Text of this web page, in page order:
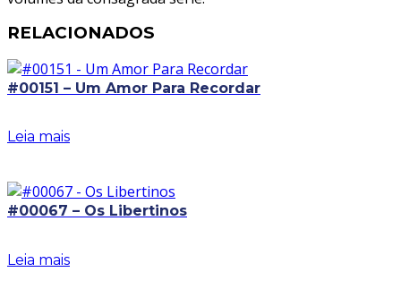
RELACIONADOS
#00151 – Um Amor Para Recordar
Leia mais
#00067 – Os Libertinos
Leia mais